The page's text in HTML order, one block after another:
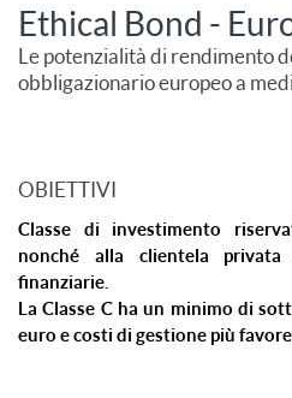
Ethical Bond -
Le potenzialità di rendimento
obbligazionario europeo a
OBIETTIVI
Classe di investimento
nonché alla clientela
finanziarie.
La Classe C ha un minimo di
euro e costi di gestione più